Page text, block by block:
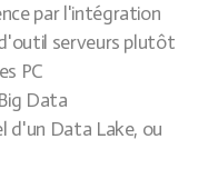
par l'intégration
serveurs plutôt
PC
Data
d'un Data Lake, ou